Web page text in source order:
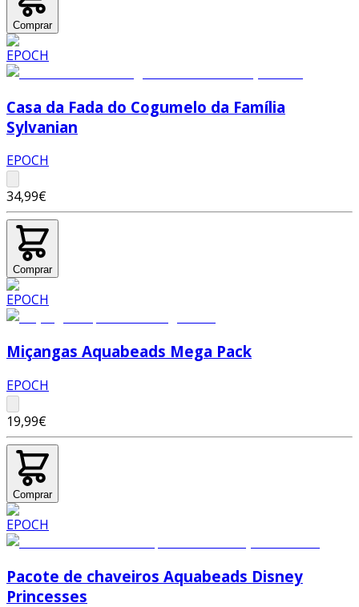
Comprar
Casa da Fada do Cogumelo da Família
Sylvanian
EPOCH
34,99€
Comprar
Miçangas Aquabeads Mega Pack
EPOCH
19,99€
Comprar
Pacote de chaveiros Aquabeads Disney
Princesses